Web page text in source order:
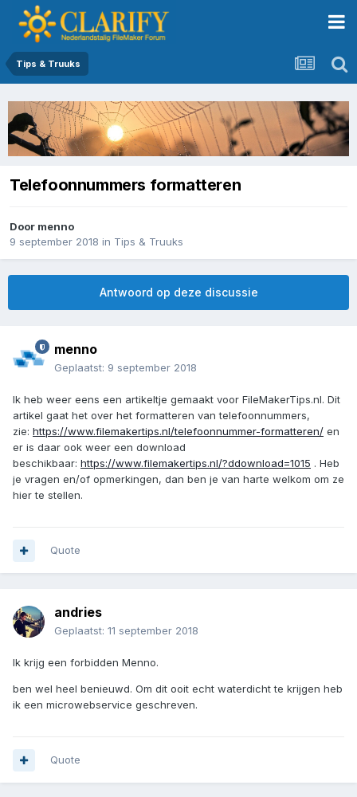
Tips & Truuks
Telefoonnummers formatteren
Door menno
9 september 2018 in Tips & Truuks
Antwoord op deze discussie
menno
Geplaatst: 9 september 2018
Ik heb weer eens een artikeltje gemaakt voor FileMakerTips.nl. Dit
artikel gaat het over het formatteren van telefoonnummers,
zie: https://www.filemakertips.nl/telefoonnummer-formatteren/ en
er is daar ook weer een download
beschikbaar: https://www.filemakertips.nl/?ddownload=1015 . Heb
je vragen en/of opmerkingen, dan ben je van harte welkom om ze
hier te stellen.
Quote
andries
Geplaatst: 11 september 2018
Ik krijg een forbidden Menno.
ben wel heel benieuwd. Om dit ooit echt waterdicht te krijgen heb
ik een microwebservice geschreven.
Quote